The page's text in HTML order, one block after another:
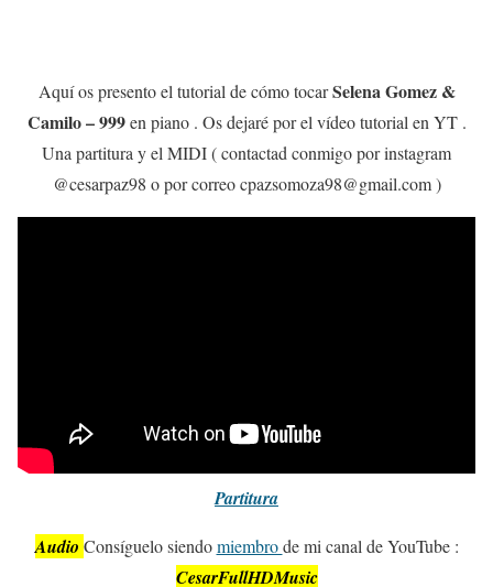
Aquí os presento el tutorial de cómo tocarSelena Gomez &
Camilo – 999en piano . Os dejaré por el vídeo tutorial en YT .
Una partitura y el MIDI ( contactad conmigo por instagram
@cesarpaz98 o por correo cpazsomoza98@gmail.com )
Partitura
Audio Consíguelo siendomiembrode mi canal de YouTube :
CesarFullHDMusic